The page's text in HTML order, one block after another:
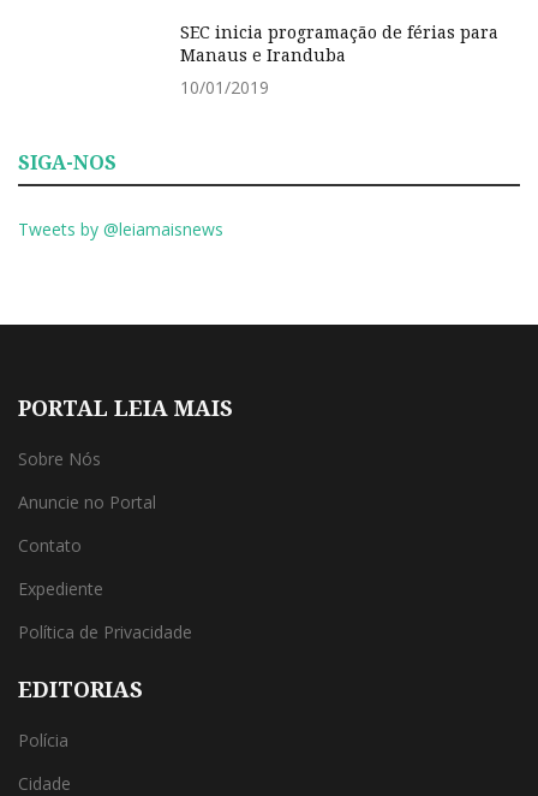
SEC inicia programação de férias para
Manaus e Iranduba
10/01/2019
SIGA-NOS
Tweets by @leiamaisnews
PORTAL LEIA MAIS
Sobre Nós
Anuncie no Portal
Contato
Expediente
Política de Privacidade
EDITORIAS
Polícia
Cidade